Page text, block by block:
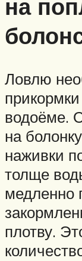
на
Ловлю
водоёме.
на
наживки
толще
медленно
плотву.